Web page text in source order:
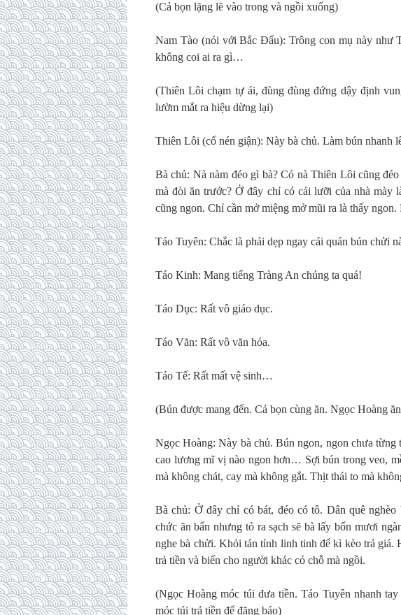
(Cả bọn lặng lẽ vào trong và ngồi xuống)
Nam Tào (nói với Bắc Đẩu): Trông con mụ này như
không coi ai ra gì…
(Thiên Lôi chạm tự ái, đùng đùng đứng dậy định
lườm mắt ra hiệu dừng lại)
Thiên Lôi (cố nén giận): Này bà chủ. Làm bún
Bà chủ: Nà nàm đéo gì bà? Có nà Thiên Lôi cũng
mà đòi ăn trước? Ở đây chỉ có cái lưỡi của nhà mày
cũng ngon. Chỉ cần mở miệng mở mũi ra là thấy ngon.
Táo Tuyên: Chắc là phải dẹp ngay cái quán bún chửi
Táo Kinh: Mang tiếng Tràng An chúng ta quá!
Táo Dục: Rất vô giáo dục.
Táo Văn: Rất vô văn hóa.
Táo Tế: Rất mất vệ sinh…
(Bún được mang đến. Cả bọn cùng ăn. Ngọc Hoàng
Ngọc Hoàng: Này bà chủ. Bún ngon, ngon chưa
cao lương mĩ vị nào ngon hơn… Sợi bún trong veo,
mà không chát, cay mà không gắt. Thịt thái to mà
Bà chủ: Ở đây chỉ có bát, đéo có tô. Dân quê
chức ăn bẩn nhưng tỏ ra sạch sẽ bà lấy bốn mươi
nghe bà chửi. Khỏi tán tỉnh linh tinh để kì kèo trả
trả tiền và biến cho người khác có chỗ mà ngồi.
(Ngọc Hoàng móc túi đưa tiền. Táo Tuyên nhanh
móc túi trả tiền để đăng báo)